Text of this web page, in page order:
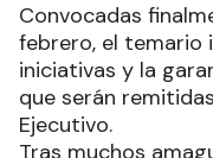
Convocadas
febrero, el temario
iniciativas y la
que serán
Ejecutivo.
Tras muchos